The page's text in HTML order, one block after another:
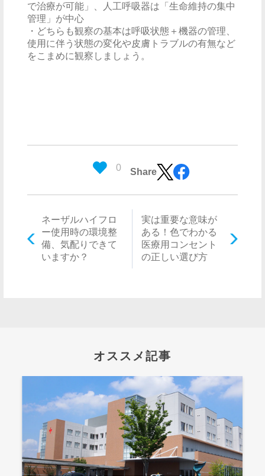
で治療が可能」、人工呼吸器は「生命維持の集中
管理」が中心
・どちらも観察の基本は呼吸状態＋機器の管理、
使用に伴う状態の変化や皮膚トラブルの有無など
をこまめに観察しましょう。
0 Share
ネーザルハイフロ
ー使用時の環境整
備、気配りできて
いますか？
実は重要な意味が
ある！色でわかる
医療用コンセント
の正しい選び方
オススメ記事